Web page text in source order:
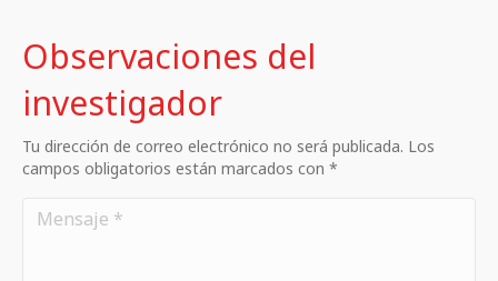
Observaciones del
investigador
Tu dirección de correo electrónico no será publicada. Los
campos obligatorios están marcados con *